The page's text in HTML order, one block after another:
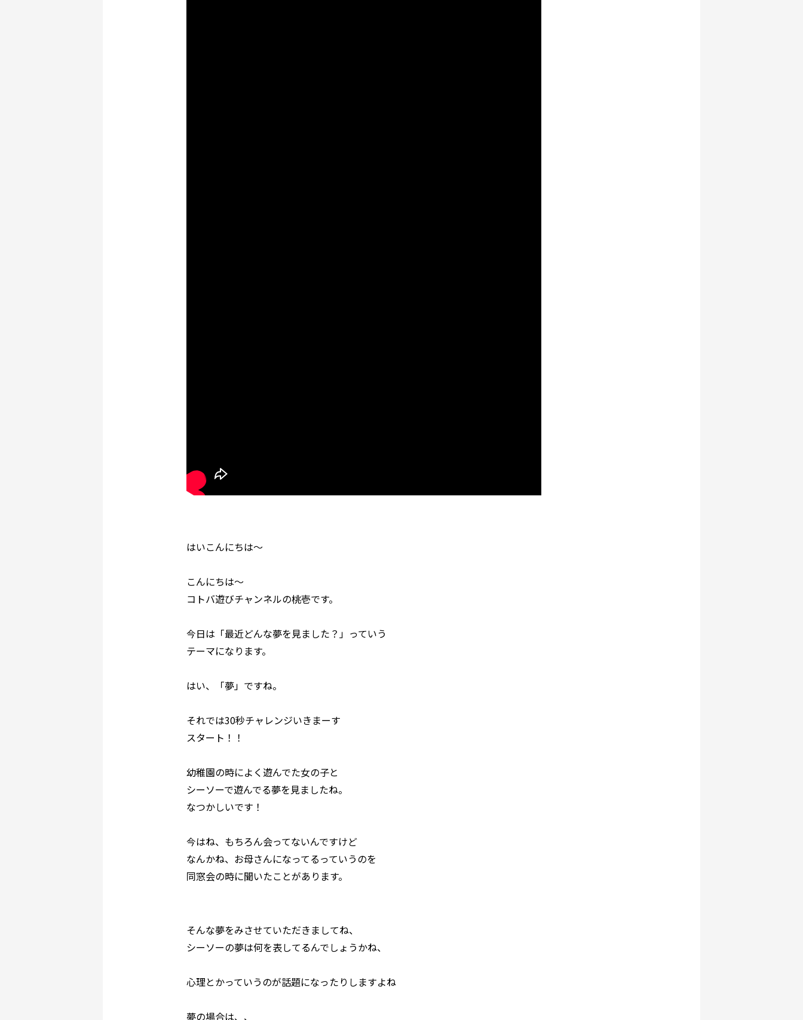
はいこんにちは～
こんにちは～
コトバ遊びチャンネルの桃壱です。
今日は「最近どんな夢を見ました？」っていう
テーマになります。
はい、「夢」ですね。
それでは30秒チャレンジいきまーす
スタート！！
幼稚園の時によく遊んでた女の子と
シーソーで遊んでる夢を見ましたね。
なつかしいです！
今はね、もちろん会ってないんですけど
なんかね、お母さんになってるっていうのを
同窓会の時に聞いたことがあります。
そんな夢をみさせていただきましてね、
シーソーの夢は何を表してるんでしょうかね、
心理とかっていうのが話題になったりしますよね
夢の場合は、、